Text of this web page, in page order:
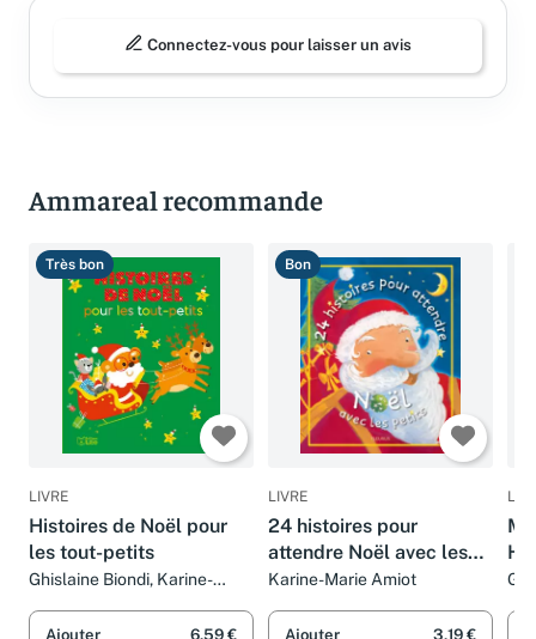
Connectez-vous pour laisser un avis
Ammareal recommande
Très bon
LIVRE
Histoires de Noël pour
les tout-petits
Ghislaine Biondi, Karine-
Ajouter 6,59 €
Bon
LIVRE
24 histoires pour
attendre Noël avec les
petits
Karine-Marie Amiot
Ajouter 3,19 €